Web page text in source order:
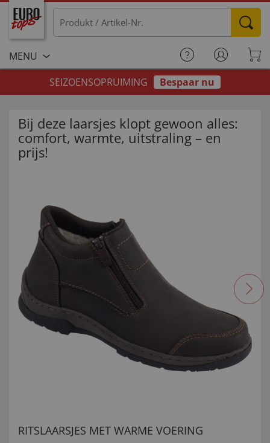
MENU
SEIZOENSOPRUIMING
Bespaar nu
Bij deze laarsjes klopt gewoon alles:
comfort, warmte, uitstraling – en
prijs!
RITSLAARSJES MET WARME VOERING